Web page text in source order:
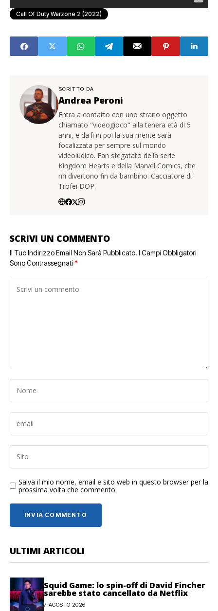
Call Of Duty Warzone 2 (2022)
SCRITTO DA
Andrea Peroni
Entra a contatto con uno strano oggetto
chiamato "videogioco" alla tenera età di 5
anni, e da lì in poi la sua mente sarà
focalizzata per sempre sul mondo
videoludico. Fan sfegatato della serie
Kingdom Hearts e della Marvel Comics, che
mi divertono fin da bambino. Cacciatore di
Trofei DOP.
SCRIVI UN COMMENTO
Il Tuo Indirizzo Email Non Sarà Pubblicato. I Campi Obbligatori
Sono Contrassegnati *
Salva il mio nome, email e sito web in questo browser per la
prossima volta che commento.
ULTIMI ARTICOLI
Squid Game: lo spin-off di David Fincher
sarebbe stato cancellato da Netflix
7 AGOSTO 2026